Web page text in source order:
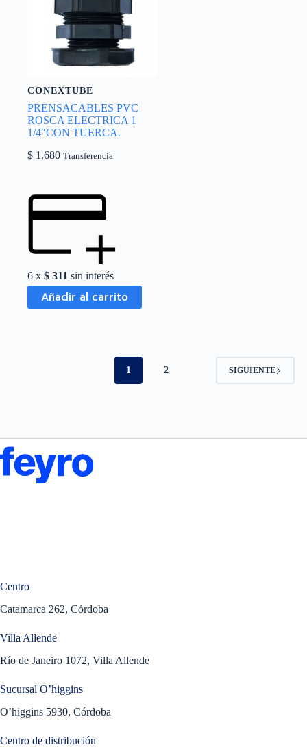
CONEXTUBE
PRENSACABLES PVC
ROSCA ELECTRICA 1
1/4″CON TUERCA.
$ 1.680 Transferencia
6 x $ 311 sin interés
Añadir al carrito
1 2 SIGUIENTE
Centro
Catamarca 262, Córdoba
Villa Allende
Río de Janeiro 1072, Villa Allende
Sucursal O’higgins
O’higgins 5930, Córdoba
Centro de distribución